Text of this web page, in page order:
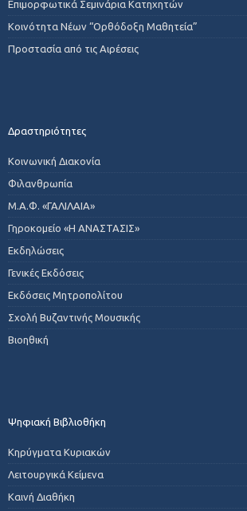
Επιμορφωτικά Σεμινάρια Κατηχητών
Κοινότητα Νέων “Ορθόδοξη Μαθητεία”
Προστασία από τις Αιρέσεις
Δραστηριότητες
Κοινωνική Διακονία
Φιλανθρωπία
Μ.Α.Φ. «ΓΑΛΙΛΑΙΑ»
Γηροκομείο «Η ΑΝΑΣΤΑΣΙΣ»
Εκδηλώσεις
Γενικές Εκδόσεις
Εκδόσεις Μητροπολίτου
Σχολή Βυζαντινής Μουσικής
Βιοηθική
Ψηφιακή Βιβλιοθήκη
Κηρύγματα Κυριακών
Λειτουργικά Κείμενα
Καινή Διαθήκη